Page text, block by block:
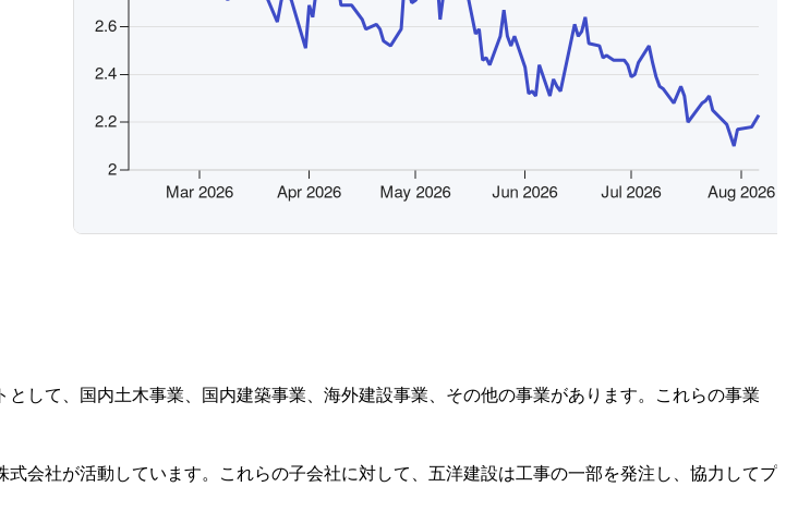
して、国内土木事業、国内建築事業、海外建設事業、その他の事業があります。これらの事業
会社が活動しています。これらの子会社に対して、五洋建設は工事の一部を発注し、協力してプ